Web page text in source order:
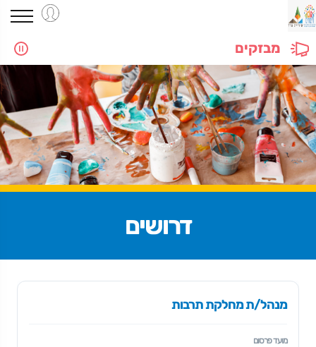
מבזקים
דרושים
מנהל/ת מחלקת תרבות